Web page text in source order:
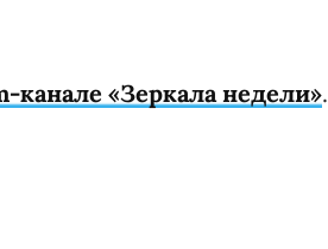
канале «Зеркала недели».